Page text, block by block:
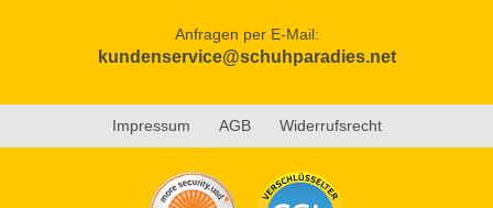
Anfragen per E-Mail:
kundenservice@schuhparadies.net
Impressum AGB Widerrufsrecht